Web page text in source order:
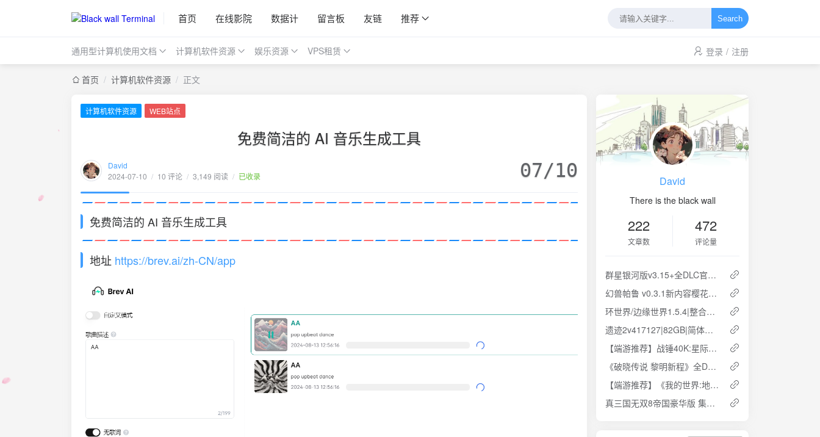
首页 在线影院 数据计 留言板 友链 推荐 Search
通用型计算机使用文档 计算机软件资源 娱乐资源 VPS租赁 登录 / 注册
首页 / 计算机软件资源 / 正文
计算机软件资源 WEB站点
免费简洁的 AI 音乐生成工具
David
2024-07-10 / 10 评论 / 3,149 阅读 / 已收录 07/10
免费简洁的 AI 音乐生成工具
地址 https://brev.ai/zh-CN/app
David
There is the black wall
222
文章数
472
评论量
群星银河版v3.15+全DLC官方简体 解压即玩 免安装 云盘下载
幻兽帕鲁 v0.3.1新内容樱花岛 中文联机版 方简体中文 解压即玩 网盘下载
环世界/边缘世界1.5.4|整合DLC|740MB|简体中文 云盘下载 解压即玩
遗迹2v417127|82GB|简体中文.国语配音|全dlc|云盘下载 解压即玩
【端游推荐】战锤40K:星际战士2 中文版 云盘下载
《破晓传说 黎明新程》全DLC+预购特典 豪华中文版 免安装 解压即玩 云盘下载
【端游推荐】《我的世界:地下城》全DLC 豪华中文 终极版 免安装 云盘下载
真三国无双8帝国豪华版 集成DLCs 官方简体中文 云盘下载 解压即玩